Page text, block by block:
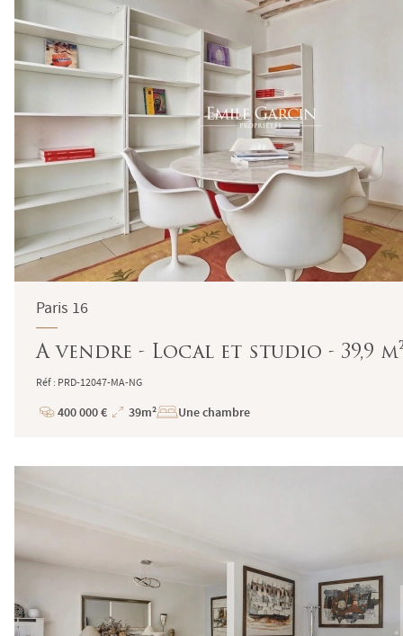
Paris 16
A vendre - Local et studio - 39,9
Réf : PRD-12047-MA-NG
Prix
400 000 €
Superficie
39m² Une chambre